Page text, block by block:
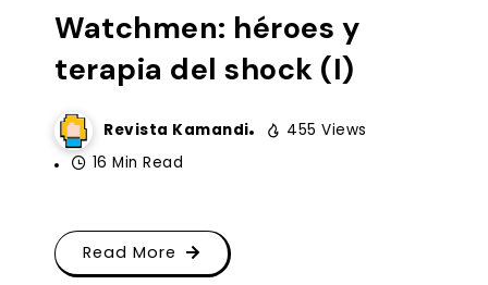
Watchmen: héroes y
terapia del shock (I)
Revista Kamandi
455 Views
16 Min Read
Read More